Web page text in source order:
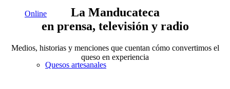
Online
Quesos artesanales
La Manducateca
en prensa, televisión y radio
Medios, historias y menciones que cuentan cómo convertimos el
queso en experiencia